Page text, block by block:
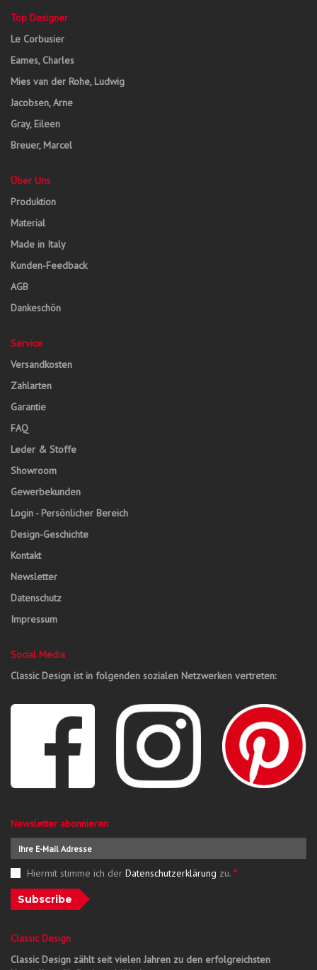
Top Designer
Le Corbusier
Eames, Charles
Mies van der Rohe, Ludwig
Jacobsen, Arne
Gray, Eileen
Breuer, Marcel
Über Uns
Produktion
Material
Made in Italy
Kunden-Feedback
AGB
Dankeschön
Service
Versandkosten
Zahlarten
Garantie
FAQ
Leder & Stoffe
Showroom
Gewerbekunden
Login - Persönlicher Bereich
Design-Geschichte
Kontakt
Newsletter
Datenschutz
Impressum
Social Media
Classic Design ist in folgenden sozialen Netzwerken vertreten:
Newsletter abonnieren
Hiermit stimme ich der Datenschutzerklärung zu. *
Subscribe
Classic Design
Classic Design zählt seit vielen Jahren zu den erfolgreichsten